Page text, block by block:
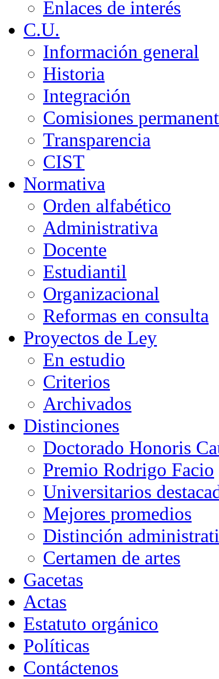
Enlaces de interés
C.U.
Información general
Historia
Integración
Comisiones
Transparencia
CIST
Normativa
Orden alfabético
Administrativa
Docente
Estudiantil
Organizacional
Reformas en consulta
Proyectos de Ley
En estudio
Criterios
Archivados
Distinciones
Doctorado Honoris
Premio Rodrigo Facio
Universitarios
Mejores promedios
Distinción
Certamen de artes
Gacetas
Actas
Estatuto orgánico
Políticas
Contáctenos